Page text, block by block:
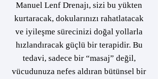
Manuel Lenf Drenajı, sizi bu yükten
kurtaracak, dokularınızı rahatlatacak
ve iyileşme sürecinizi doğal yollarla
hızlandıracak güçlü bir terapidir. Bu
tedavi, sadece bir “masaj” değil,
vücudunuza nefes aldıran bütünsel bir